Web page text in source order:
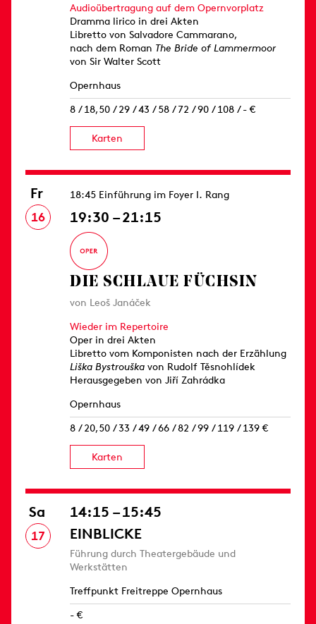
Audioübertragung auf dem Opernvorplatz
Dramma lirico in drei Akten
Libretto von Salvadore Cammarano,
nach dem Roman The Bride of Lammermoor
von Sir Walter Scott
Opernhaus
8 / 18,50 / 29 / 43 / 58 / 72 / 90 / 108 / - €
Karten
Fr
16
18:45 Einführung im Foyer I. Rang
19:30 – 21:15
DIE SCHLAUE FÜCHSIN
von Leoš Janáček
Wieder im Repertoire
Oper in drei Akten
Libretto vom Komponisten nach der Erzählung
Liška Bystrouška von Rudolf Těsnohlídek
Herausgegeben von Jiří Zahrádka
Opernhaus
8 / 20,50 / 33 / 49 / 66 / 82 / 99 / 119 / 139 €
Karten
Sa
17
14:15 – 15:45
EINBLICKE
Führung durch Theatergebäude und
Werkstätten
Treffpunkt Freitreppe Opernhaus
- €